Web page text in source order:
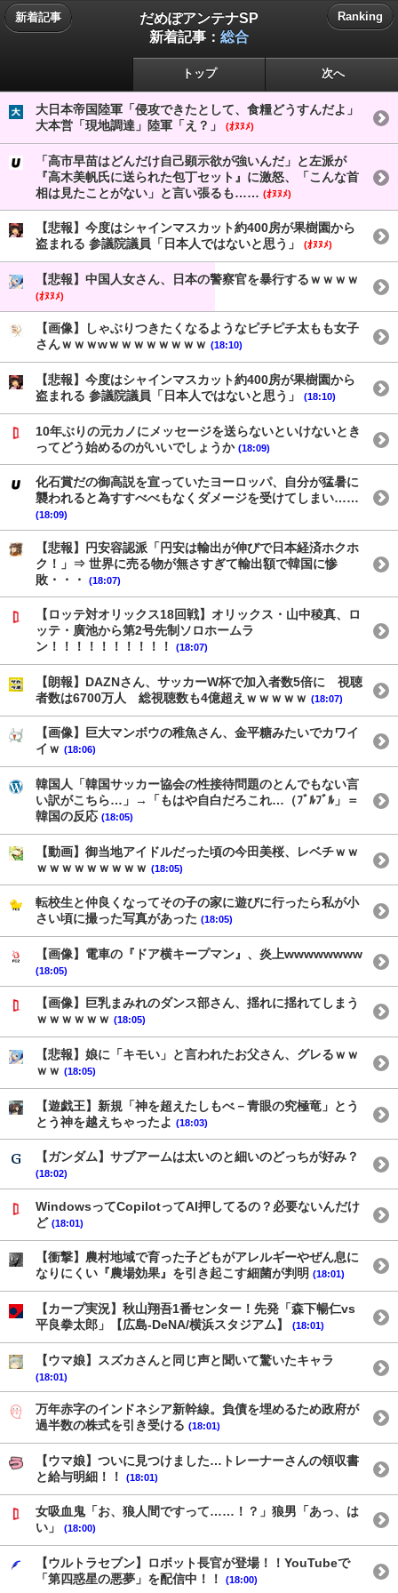
新着記事
だめぽアンテナSP
新着記事： 総合
Ranking
トップ 次へ
大日本帝国陸軍「侵攻できたとして、食糧どうすんだよ」
大本営「現地調達」陸軍「え？」
(ｵﾇﾇﾒ)
「高市早苗はどんだけ自己顕示欲が強いんだ」と左派が
『高木美帆氏に送られた包丁セット』に激怒、「こんな首
相は見たことがない」と言い張るも…… (ｵﾇﾇﾒ)
【悲報】今度はシャインマスカット約400房が果樹園から
盗まれる 参議院議員「日本人ではないと思う」
(ｵﾇﾇﾒ)
【悲報】中国人女さん、日本の警察官を暴行するｗｗｗｗ
(ｵﾇﾇﾒ)
【画像】しゃぶりつきたくなるようなピチピチ太もも女子
さんｗｗｗwｗｗｗｗｗｗｗｗ (18:10)
【悲報】今度はシャインマスカット約400房が果樹園から
盗まれる 参議院議員「日本人ではないと思う」
(18:10)
10年ぶりの元カノにメッセージを送らないといけないとき
ってどう始めるのがいいでしょうか (18:09)
化石賞だの御高説を宣っていたヨーロッパ、自分が猛暑に
襲われると為すすべべもなくダメージを受けてしまい……
(18:09)
【悲報】円安容認派「円安は輸出が伸びで日本経済ホクホ
ク！」⇒ 世界に売る物が無さすぎて輸出額で韓国に惨
敗・・・
(18:07)
【ロッテ対オリックス18回戦】オリックス・山中稜真、ロ
ッテ・廣池から第2号先制ソロホームラ
ン！！！！！！！！！！
(18:07)
【朗報】DAZNさん、サッカーW杯で加入者数5倍に 視聴
者数は6700万人 総視聴数も4億超えｗｗｗｗｗ (18:07)
【画像】巨大マンボウの稚魚さん、金平糖みたいでカワイ
イｗ (18:06)
韓国人「韓国サッカー協会の性接待問題のとんでもない言
い訳がこちら…」→「もはや自白だろこれ…（ﾌﾞﾙﾌﾞﾙ」＝
韓国の反応 (18:05)
【動画】御当地アイドルだった頃の今田美桜、レベチｗｗ
ｗｗｗｗｗｗｗｗｗ (18:05)
転校生と仲良くなってその子の家に遊びに行ったら私が小
さい頃に撮った写真があった (18:05)
【画像】電車の『ドア横キープマン』、炎上wwwwwwww
(18:05)
【画像】巨乳まみれのダンス部さん、揺れに揺れてしまう
ｗｗｗｗｗｗ (18:05)
【悲報】娘に「キモい」と言われたお父さん、グレるｗｗ
ｗｗ (18:05)
【遊戯王】新規「神を超えたしもべ－青眼の究極竜」とう
とう神を越えちゃったよ (18:03)
【ガンダム】サブアームは太いのと細いのどっちが好み？
(18:02)
WindowsってCopilotってAI押してるの？必要ないんだけ
ど (18:01)
【衝撃】農村地域で育った子どもがアレルギーやぜん息に
なりにくい『農場効果』を引き起こす細菌が判明 (18:01)
【カープ実況】秋山翔吾1番センター！先発「森下暢仁vs
平良拳太郎」【広島-DeNA/横浜スタジアム】
(18:01)
【ウマ娘】スズカさんと同じ声と聞いて驚いたキャラ
(18:01)
万年赤字のインドネシア新幹線。負債を埋めるため政府が
過半数の株式を引き受ける (18:01)
【ウマ娘】ついに見つけました…トレーナーさんの領収書
と給与明細！！
(18:01)
女吸血鬼「お、狼人間ですって……！？」狼男「あっ、は
い」
(18:00)
【ウルトラセブン】ロボット長官が登場！！YouTubeで
「第四惑星の悪夢」を配信中！！
(18:00)